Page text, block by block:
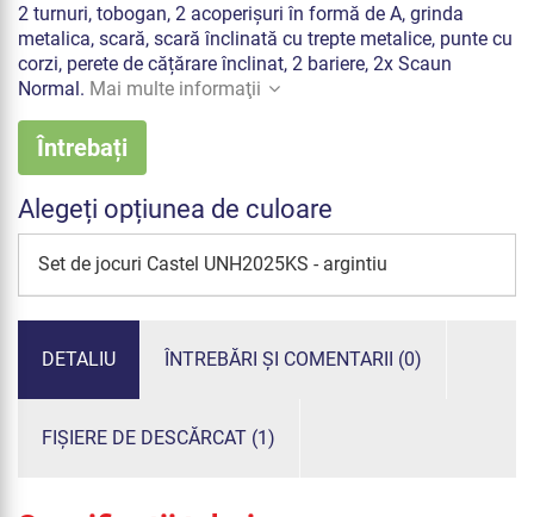
2 turnuri, tobogan, 2 acoperișuri în formă de A, grinda
metalica, scară, scară înclinată cu trepte metalice, punte cu
corzi, perete de cățărare înclinat, 2 bariere, 2x Scaun
Normal. Mai multe informaţii
Întrebați
Alegeți opțiunea de culoare
Set de jocuri Castel UNH2025KS - argintiu
DETALIU ÎNTREBĂRI ȘI COMENTARII (0)
FIȘIERE DE DESCĂRCAT (1)